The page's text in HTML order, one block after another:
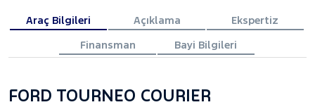
Araç Bilgileri Açıklama
Ekspertiz
Finansman
Bayi Bilgileri
FORD TOURNEO COURIER